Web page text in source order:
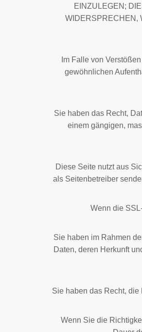
EINZULEGEN;
WIDERSPRECHEN,
Im Falle von
gewöhnlichen
Sie haben das Recht,
einem gängigen,
Diese Seite nutzt aus
als Seitenbetreiber
Wenn die
Sie haben im Rahmen
Daten, deren Herkunft
Sie haben das Recht,
Wenn Sie die